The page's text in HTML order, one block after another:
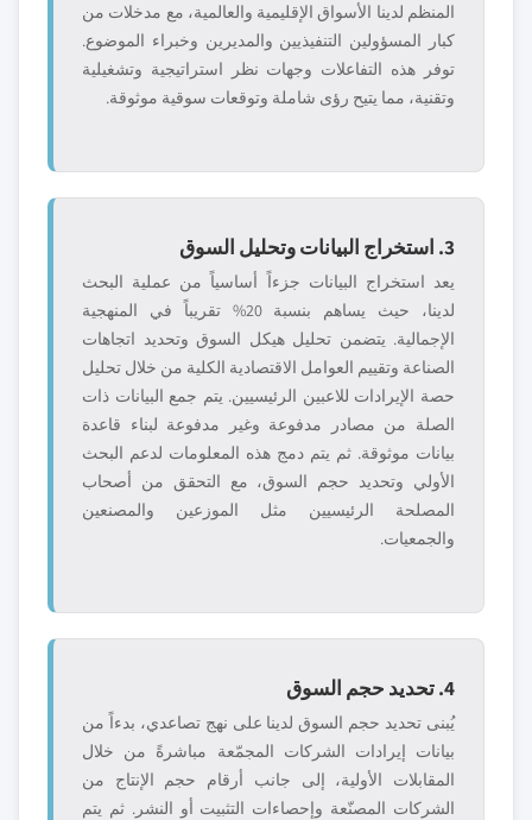
المنظم لدينا الأسواق الإقليمية والعالمية، مع مدخلات من
كبار المسؤولين التنفيذيين والمديرين وخبراء الموضوع.
توفر هذه التفاعلات وجهات نظر استراتيجية وتشغيلية
وتقنية، مما يتيح رؤى شاملة وتوقعات سوقية موثوقة.
3. استخراج البيانات وتحليل السوق
يعد استخراج البيانات جزءاً أساسياً من عملية البحث
لدينا، حيث يساهم بنسبة 20% تقريباً في المنهجية
الإجمالية. يتضمن تحليل هيكل السوق وتحديد اتجاهات
الصناعة وتقييم العوامل الاقتصادية الكلية من خلال تحليل
حصة الإيرادات للاعبين الرئيسيين. يتم جمع البيانات ذات
الصلة من مصادر مدفوعة وغير مدفوعة لبناء قاعدة
بيانات موثوقة. ثم يتم دمج هذه المعلومات لدعم البحث
الأولي وتحديد حجم السوق، مع التحقق من أصحاب
المصلحة الرئيسيين مثل الموزعين والمصنعين
والجمعيات.
4. تحديد حجم السوق
يُبنى تحديد حجم السوق لدينا على نهج تصاعدي، بدءاً من
بيانات إيرادات الشركات المجمّعة مباشرةً من خلال
المقابلات الأولية، إلى جانب أرقام حجم الإنتاج من
الشركات المصنّعة وإحصاءات التثبيت أو النشر. ثم يتم